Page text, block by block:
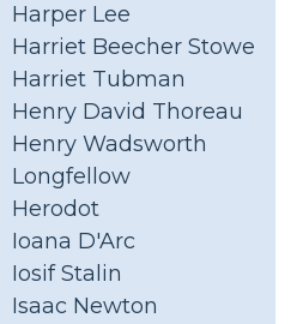
Harper Lee
Harriet Beecher Stowe
Harriet Tubman
Henry David Thoreau
Henry Wadsworth
Longfellow
Herodot
Ioana D'Arc
Iosif Stalin
Isaac Newton